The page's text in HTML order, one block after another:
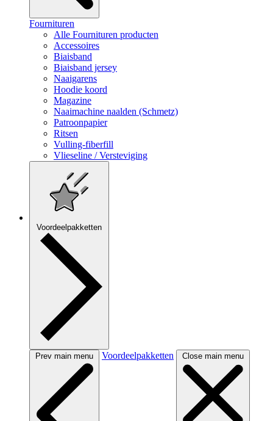
Fournituren
Alle Fournituren producten
Accessoires
Biaisband
Biaisband jersey
Naaigarens
Hoodie koord
Magazine
Naaimachine naalden (Schmetz)
Patroonpapier
Ritsen
Vulling-fiberfill
Vlieseline / Versteviging
Voordeelpakketten
Prev main menu Voordeelpakketten Close main menu